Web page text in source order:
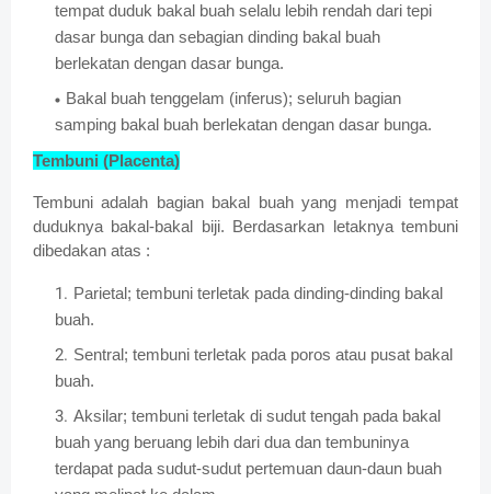
tempat duduk bakal buah selalu lebih rendah dari tepi
dasar bunga dan sebagian dinding bakal buah
berlekatan dengan dasar bunga.
Bakal buah tenggelam (inferus); seluruh bagian
samping bakal buah berlekatan dengan dasar bunga.
Tembuni (Placenta)
Tembuni adalah bagian bakal buah yang menjadi tempat
duduknya bakal-bakal biji. Berdasarkan letaknya tembuni
dibedakan atas :
Parietal; tembuni terletak pada dinding-dinding bakal
buah.
Sentral; tembuni terletak pada poros atau pusat bakal
buah.
Aksilar; tembuni terletak di sudut tengah pada bakal
buah yang beruang lebih dari dua dan tembuninya
terdapat pada sudut-sudut pertemuan daun-daun buah